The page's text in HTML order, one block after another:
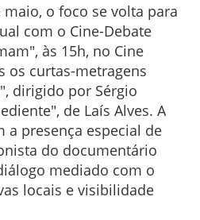
o foco se volta para
com o Cine-Debate
às 15h, no Cine
os curtas-metragens
dirigido por Sérgio
de Laís Alves. A
a presença especial de
do documentário
mediado com o
locais e visibilidade